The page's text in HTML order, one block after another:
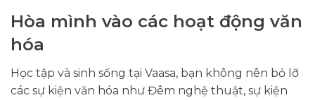
Hòa mình vào các hoạt động văn
hóa
Học tập và sinh sống tại Vaasa, bạn không nên bỏ lỡ
các sự kiện văn hóa như Đêm nghệ thuật, sự kiện